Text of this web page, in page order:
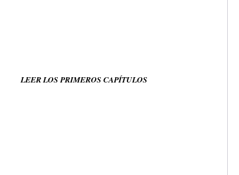
LEER LOS PRIMEROS CAPÍTULOS